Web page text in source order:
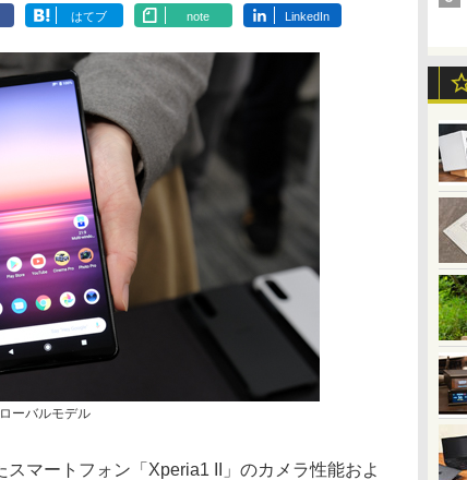
はてブ note LinkedIn
ーバルモデル
マートフォン「Xperia1 II」のカメラ性能およ